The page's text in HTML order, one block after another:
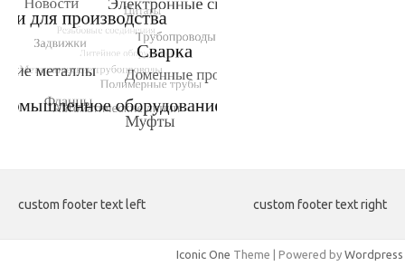
custom footer text left custom footer text right
Iconic One Theme | Powered by Wordpress